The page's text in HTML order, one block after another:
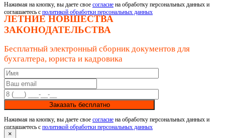
Нажимая на кнопку, вы даете свое согласие на обработку персональных данных и
соглашаетесь с политикой обработки персональных данных
ЛЕТНИЕ НОВШЕСТВА
ЗАКОНОДАТЕЛЬСТВА
Бесплатный электронный сборник документов для
бухгалтера, юриста и кадровика
Заказать бесплатно
Нажимая на кнопку, вы даете свое согласие на обработку персональных данных и
соглашаетесь с политикой обработки персональных данных
×